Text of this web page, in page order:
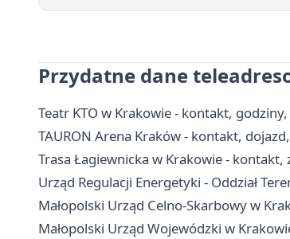
Przydatne dane
Teatr KTO w Krakowie - kontakt,
TAURON Arena Kraków - kontakt,
Trasa Łagiewnicka w Krakowie - kontakt,
Urząd Regulacji Energetyki - Oddział
Małopolski Urząd Celno-Skarbowy w
Małopolski Urząd Wojewódzki w